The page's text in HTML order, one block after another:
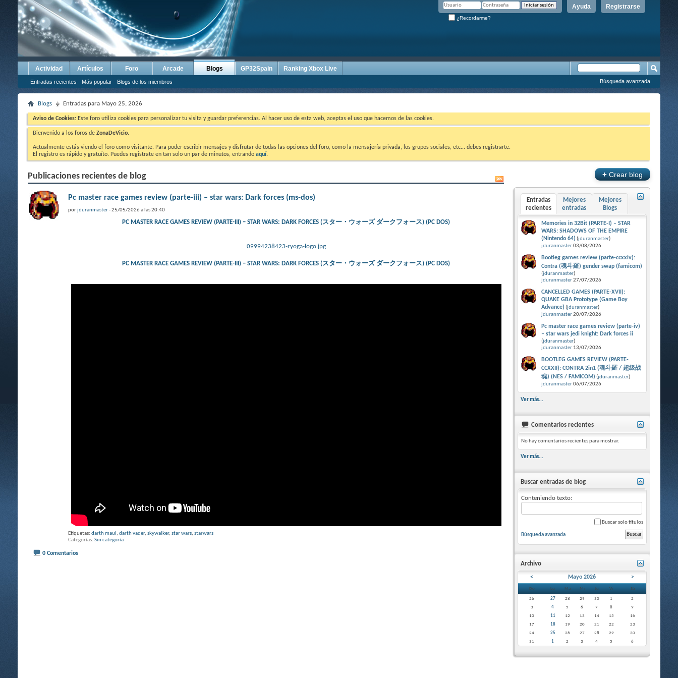
Registrarse
Ayuda
¿Recordarme?
Actividad Artículos Foro Arcade Blogs
Entradas recientes Más popular Blogs de los miembros
GP32Spain Ranking Xbox Live
Búsqueda avanzada
Blogs Entradas para Mayo 25, 2026
Aviso de Cookies: Este foro utiliza cookies para personalizar tu visita y guardar preferencias. Al hacer uso de esta web, aceptas el uso que hacemos de las cookies.
Bienvenido a los foros de ZonaDeVicio.
Actualmente estás viendo el foro como visitante. Para poder escribir mensajes y disfrutar de todas las opciones del foro, como la mensajería privada, los grupos sociales, etc... debes registrarte.
El registro es rápido y gratuíto. Puedes registrate en tan solo un par de minutos, entrando aquí.
Publicaciones recientes de blog
Pc master race games review (parte-iii) – star wars: Dark forces (ms-dos)
porjduranmaster- 25/05/2026 a las 20:40
PC MASTER RACE GAMES REVIEW (PARTE-III) – STAR WARS: DARK FORCES (スター・ウォーズ ダークフォース) (PC DOS)
09994238423-ryoga-logo.jpg
PC MASTER RACE GAMES REVIEW (PARTE-III) – STAR WARS: DARK FORCES (スター・ウォーズ ダークフォース) (PC DOS)
Etiquetas: darth maul , darth vader, skywalker, star wars, starwars
Categorías Sin categoría
0 Comentarios
+Crear blog
Entradas
recientes
Mejores
entradas
Mejores
Blogs
Memories in 32Bit (PARTE-I) – STAR
WARS: SHADOWS OF THE EMPIRE
(Nintendo 64) (jduranmaster)
jduranmaster03/08/2026
Bootleg games review (parte-ccxxiv):
Contra (魂斗羅) gender swap (famicom)
(jduranmaster)
jduranmaster27/07/2026
CANCELLED GAMES (PARTE-XVII):
QUAKE GBA Prototype (Game Boy
Advance) (jduranmaster)
jduranmaster20/07/2026
Pc master race games review (parte-iv)
– star wars jedi knight: Dark forces ii
(jduranmaster)
jduranmaster 13/07/2026
BOOTLEG GAMES REVIEW (PARTE-
CCXXII): CONTRA 2in1 (魂斗羅 / 超级战
魂) (NES / FAMICOM) (jduranmaster)
jduranmaster06/07/2026
Ver más...
Comentarios recientes
No hay comentarios recientes para mostrar.
Ver más...
Buscar entradas de blog
Conteniendo texto:
Buscar solo títulos
Búsqueda avanzada
Archivo
< Mayo 2026 >
Do Lu Ma Mi Ju Vi Sá
26 27 28 29 30 1
2
3
4 5 6 7 8
9
10
11 12 13 14 15
16
17
18 19 20 21 22
23
24
25 26 27 28 29
30
31
1 2 3 4 5 6